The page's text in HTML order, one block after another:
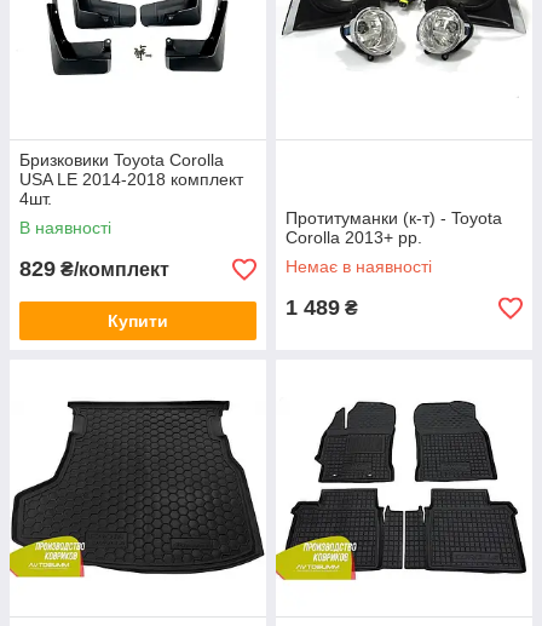
Бризковики Toyota Corolla
USA LE 2014-2018 комплект
4шт.
В наявності
829 ₴/комплект
Купити
Протитуманки (к-т) - Toyota
Corolla 2013+ рр.
Немає в наявності
1 489 ₴